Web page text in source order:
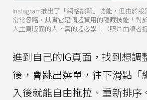
Instagram推出了「網格編輯」功能，但由於
常常忽略，其實它是個超實用的隱藏技能！對
人主頁版面的人，真的超必學！（照片由讀者提
進到自己的IG頁面，找到想調
後，會跳出選單，往下滑點「
入後就能自由拖拉、重新排序